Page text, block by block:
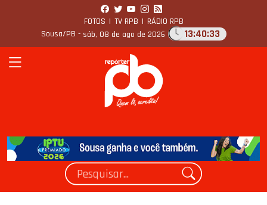
FOTOS | TV RPB | RÁDIO RPB
Sousa/PB - sáb, 08 de ago de 2026 13:40:34